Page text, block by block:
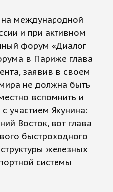
на международной
и при активном
форум «Диалог
в Париже глава
заявив в своем
не должна быть
вспомнить и
участием Якунина:
Восток, вот глава
быстроходного
железных
системы